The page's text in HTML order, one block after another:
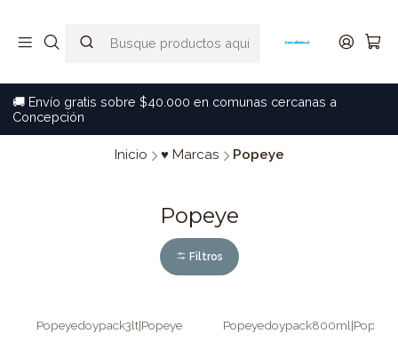
🚚 Envío gratis sobre $40.000 en comunas cercanas a
Concepción
Inicio ♥ Marcas Popeye
Popeye
Filtros
Popeyedoypack3lt|Popeye Popeyedoypack800ml|Popeye